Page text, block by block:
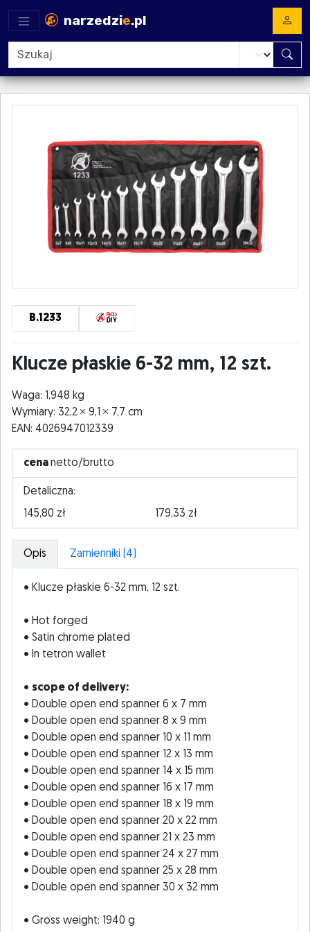
narzedzie.pl
B.1233
Klucze płaskie 6-32 mm, 12 szt.
Waga: 1,948 kg
Wymiary: 32,2
9,1
7,7 cm
EAN: 4026947012339
cenanetto/brutto
Detaliczna:
145,80 zł
179,33 zł
Opis Zamienniki (4)
• Klucze płaskie 6-32 mm, 12 szt.
• Hot forged
• Satin chrome plated
• In tetron wallet
• scope of delivery:
• Double open end spanner 6 x 7 mm
• Double open end spanner 8 x 9 mm
• Double open end spanner 10 x 11 mm
• Double open end spanner 12 x 13 mm
• Double open end spanner 14 x 15 mm
• Double open end spanner 16 x 17 mm
• Double open end spanner 18 x 19 mm
• Double open end spanner 20 x 22 mm
• Double open end spanner 21 x 23 mm
• Double open end spanner 24 x 27 mm
• Double open end spanner 25 x 28 mm
• Double open end spanner 30 x 32 mm
• Gross weight: 1940 g